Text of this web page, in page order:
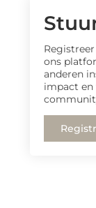
ons
anderen
impact en